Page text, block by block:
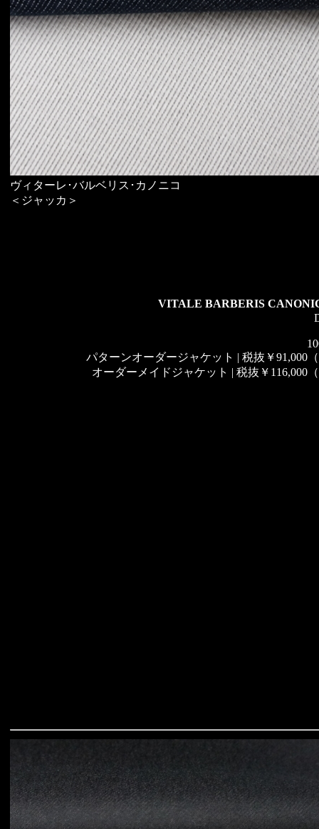
ヴィターレ･バルベリス･カノニコ
＜ジャッカ＞
VITALE BARBERIS
パターンオーダージャケット | 税抜￥91,000
オーダーメイドジャケット | 税抜￥116,000